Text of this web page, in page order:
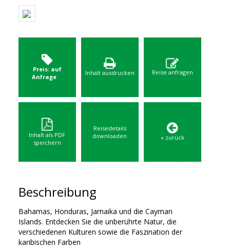
Preis: auf
Anfrage
Inhalt ausdrucken Reise anfragen
Inhalt als PDF
speichern
Reisedetails
downloaden
« zurück
Beschreibung
Bahamas, Honduras, Jamaika und die Cayman
Islands. Entdecken Sie die unberührte Natur, die
verschiedenen Kulturen sowie die Faszination der
karibischen Farben